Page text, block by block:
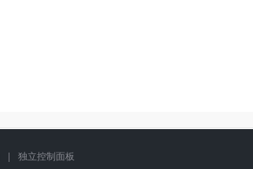
| 独立控制面板